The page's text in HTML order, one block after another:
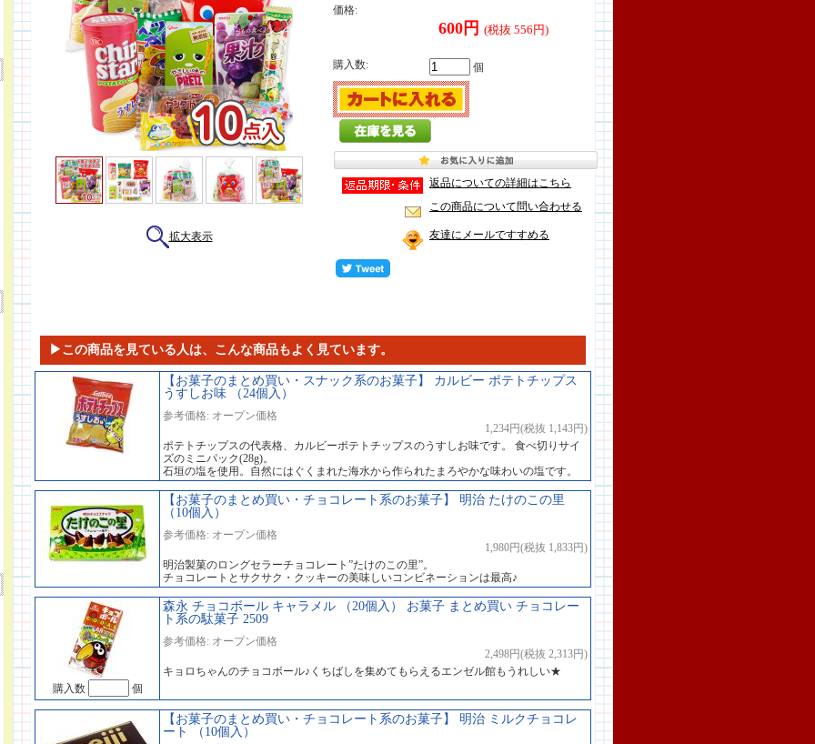
拡大表示
価格:
600円 (税抜 556円)
購入数: 個
返品についての詳細はこちら
この商品について問い合わせる
友達にメールですすめる
▶この商品を見ている人は、こんな商品もよく見ています。
【お菓子のまとめ買い・スナック系のお菓子】 カルビー ポテトチップス
うすしお味 （24個入）
参考価格: オープン価格
1,234円(税抜 1,143円)
ポテトチップスの代表格、カルビーポテトチップスのうすしお味です。 食べ切りサイ
ズのミニパック(28g)。
石垣の塩を使用。自然にはぐくまれた海水から作られたまろやかな味わいの塩です。
【お菓子のまとめ買い・チョコレート系のお菓子】 明治 たけのこの里
（10個入）
参考価格: オープン価格
1,980円(税抜 1,833円)
明治製菓のロングセラーチョコレート”たけのこの里”。
チョコレートとサクサク・クッキーの美味しいコンビネーションは最高♪
購入数 個
森永 チョコボール キャラメル （20個入） お菓子 まとめ買い チョコレー
ト系の駄菓子 2509
参考価格: オープン価格
2,498円(税抜 2,313円)
キョロちゃんのチョコボール♪くちばしを集めてもらえるエンゼル館もうれしい★
【お菓子のまとめ買い・チョコレート系のお菓子】 明治 ミルクチョコレ
ート （10個入）